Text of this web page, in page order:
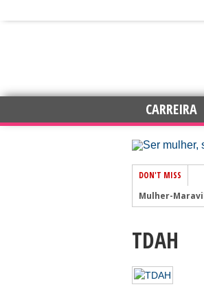
CARREIRA
DON'T MISS
Mulher-
7 dicas para
Esperança
TDAH